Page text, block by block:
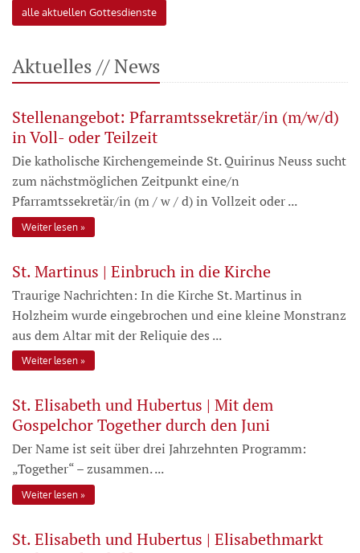
alle aktuellen Gottesdienste
Aktuelles // News
Stellenangebot: Pfarramtssekretär/in (m/w/d)
in Voll- oder Teilzeit
Die katholische Kirchengemeinde St. Quirinus Neuss sucht
zum nächstmöglichen Zeitpunkt eine/n
Pfarramtssekretär/in (m / w / d) in Vollzeit oder ...
Weiter lesen
St. Martinus | Einbruch in die Kirche
Traurige Nachrichten: In die Kirche St. Martinus in
Holzheim wurde eingebrochen und eine kleine Monstranz
aus dem Altar mit der Reliquie des ...
Weiter lesen
St. Elisabeth und Hubertus | Mit dem
Gospelchor Together durch den Juni
Der Name ist seit über drei Jahrzehnten Programm:
„Together“ – zusammen. ...
Weiter lesen
St. Elisabeth und Hubertus | Elisabethmarkt